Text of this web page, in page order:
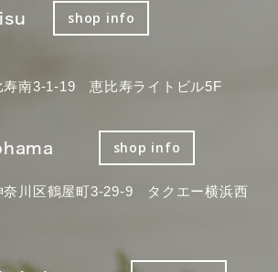
shop info
寿南3-1-19 恵比寿ライトビル5F
shop info
奈川区鶴屋町3-29-9 タクエー横浜西